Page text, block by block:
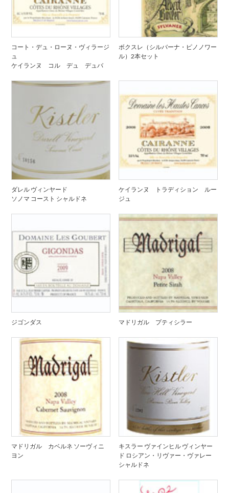
コート・デュ・ローヌ・ヴィラージ
ュ
ケイランヌ コル デュ デュバ
ボクスレ（シルバーナ・ピノノワー
ル）2本セット
ダレル ヴィンヤード
ソノマ コースト シャルドネ
ケイランヌ トラディション ルー
ジュ
ジゴンダス マドリガル プティシラー
マドリガル カベルネ ソーヴィニ
ヨン
キスラー ヴァインヒル ヴィンヤー
ド ロシアン・リヴァー・ヴァレー
シャルドネ